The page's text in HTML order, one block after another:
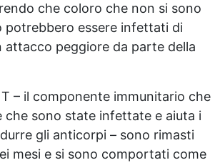
che coloro che non si sono
potrebbero essere infettati di
attacco peggiore da parte della
– il componente immunitario che
che sono state infettate e aiuta i
gli anticorpi – sono rimasti
mesi e si sono comportati come